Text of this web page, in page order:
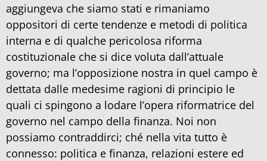
aggiungeva che siamo stati e rimaniamo
oppositori di certe tendenze e metodi di politica
interna e di qualche pericolosa riforma
costituzionale che si dice voluta dall’attuale
governo; ma l’opposizione nostra in quel campo è
dettata dalle medesime ragioni di principio le
quali ci spingono a lodare l’opera riformatrice del
governo nel campo della finanza. Noi non
possiamo contraddirci; ché nella vita tutto è
connesso: politica e finanza, relazioni estere ed